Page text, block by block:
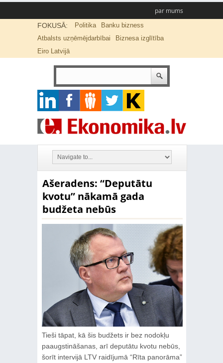
par mums
FOKUSĀ: Politika
Banku bizness
Atbalsts uzņēmējdarbībai
Biznesa izglītība
Eiro Latvijā
Ašeradens: “Deputātu
kvotu” nākamā gada
budžeta nebūs
Tieši tāpat, kā šis budžets ir bez nodokļu
paaugstināšanas, arī deputātu kvotu nebūs,
šorīt intervijā LTV raidījumā “Rīta panorāma”